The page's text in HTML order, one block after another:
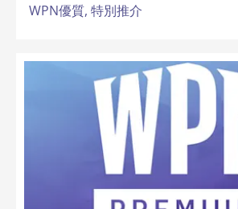
WPN優質, 特別推介